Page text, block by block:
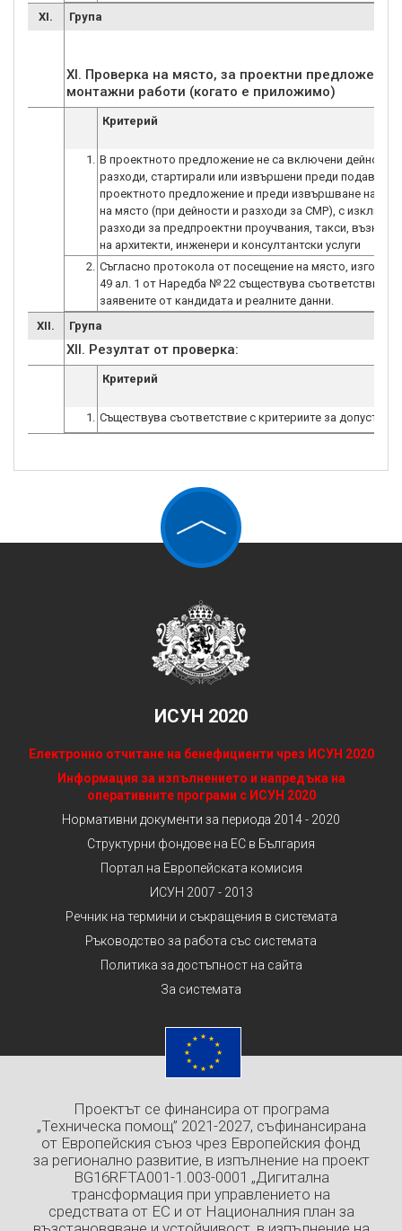
XI. Група
XI. Проверка на място, за проектни
Критерий
1. В проектното предложение не са включени дейности
разходи, стартирали или извършени преди подаване
проектното предложение и преди извършване на
на място (при дейности и разходи за СМР), с
разходи за предпроектни проучвания, такси,
на архитекти, инженери и консултантски услуги
2. Съгласно протокола от посещение на място,
49 ал. 1 от Наредба № 22 съществува съответствие
заявените от кандидата и реалните данни.
XII.
Група
XII. Резултат от проверка:
Критерий
1. Съществува съответствие с критериите за
ИСУН 2020
Електронно отчитане на бенефициенти чрез ИСУН 2020
Информация за изпълнението и напредъка на
оперативните програми с ИСУН 2020
Нормативни документи за периода 2014 - 2020
Структурни фондове на ЕС в България
Портал на Европейската комисия
ИСУН 2007 - 2013
Речник на термини и съкращения в системата
Ръководство за работа със системата
Политика за достъпност на сайта
За системата
Проектът се финансира от програма
„Техническа помощ” 2021-2027, съфинансирана
от Европейския съюз чрез Европейския фонд
за регионално развитие, в изпълнение на проект
BG16RFTA001-1.003-0001 „Дигитална
трансформация при управлението на
средствата от ЕС и от Националния план за